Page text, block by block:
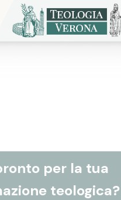
per la tua
teologica?